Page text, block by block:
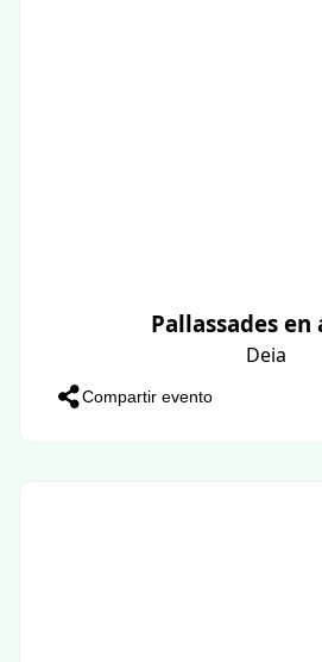
Pallassades en
Deia
Compartir evento